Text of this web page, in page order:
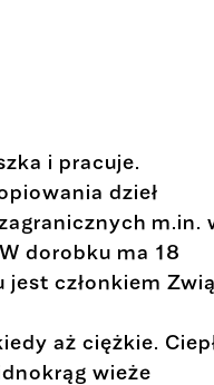
i pracuje.
dzieł
m.in.
dorobku ma 18
członkiem
aż ciężkie.
wieże